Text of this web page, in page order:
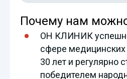
Почему нам
ОН КЛИНИК
сфере медицинских
30 лет и регулярно
победителем